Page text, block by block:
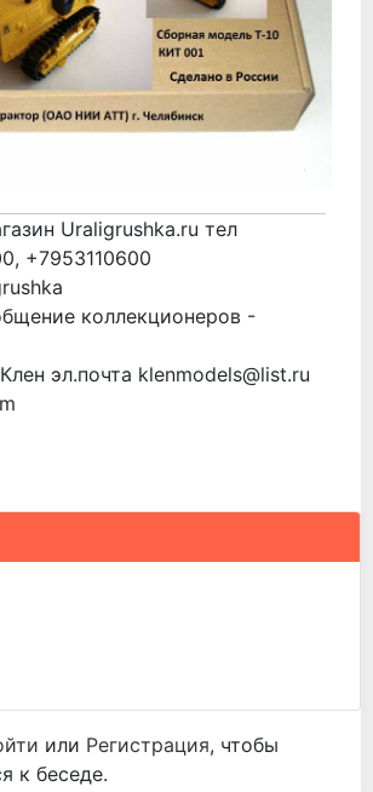
Uraligrushka.ru тел
+7953110600
коллекционеров -
эл.почта klenmodels@list.ru
или Регистрация, чтобы
к беседе.